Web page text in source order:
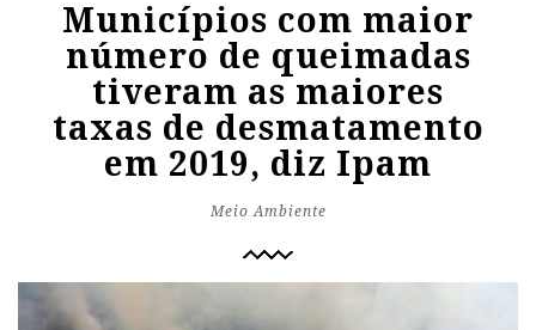
Municípios com maior
número de queimadas
tiveram as maiores
taxas de desmatamento
em 2019, diz Ipam
Meio Ambiente